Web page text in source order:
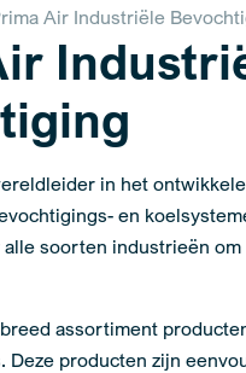
Air Industriële
in het
en
soorten industrieën
assortiment
Deze producten zijn